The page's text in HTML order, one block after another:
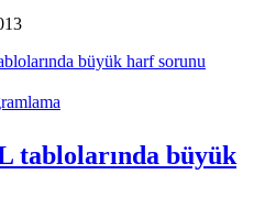
tablolarında büyük